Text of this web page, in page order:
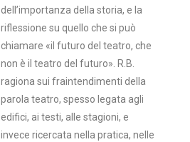
dell’importanza della storia, e la
riflessione su quello che si può
chiamare «il futuro del teatro, che
non è il teatro del futuro». R.B.
ragiona sui fraintendimenti della
parola teatro, spesso legata agli
edifici, ai testi, alle stagioni, e
invece ricercata nella pratica, nelle